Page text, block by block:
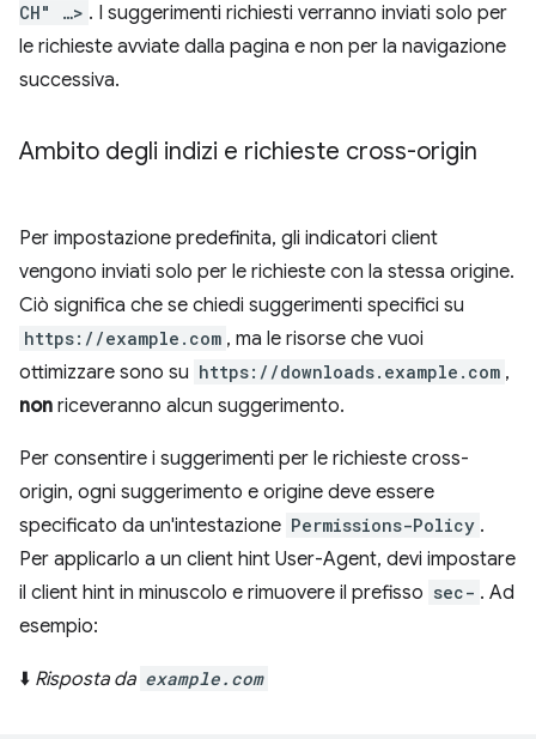
CH" …> . I suggerimenti richiesti verranno inviati solo per
le richieste avviate dalla pagina e non per la navigazione
successiva.
Ambito degli indizi e richieste cross-origin
Per impostazione predefinita, gli indicatori client
vengono inviati solo per le richieste con la stessa origine.
Ciò significa che se chiedi suggerimenti specifici su
https://example.com , ma le risorse che vuoi
ottimizzare sono su https://downloads.example.com ,
non riceveranno alcun suggerimento.
Per consentire i suggerimenti per le richieste cross-
origin, ogni suggerimento e origine deve essere
specificato da un'intestazione Permissions-Policy .
Per applicarlo a un client hint User-Agent, devi impostare
il client hint in minuscolo e rimuovere il prefisso sec- . Ad
esempio:
⬇️ Risposta da example.com